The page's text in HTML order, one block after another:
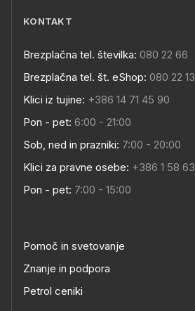
KONTAKT
Brezplačna tel. številka: 080 22 66
Brezplačna tel. št. eShop: 080 22 13
Klici iz tujine: +386 14 71 45 90
Pon - pet: 6:00 - 21:00
Sob, ned in prazniki: 7:00 - 20:00
Klici za pravne osebe: +386 1 58
Pon - pet: 7:00 - 15:00
Pomoč in svetovanje
Znanje in podpora
Petrol ceniki